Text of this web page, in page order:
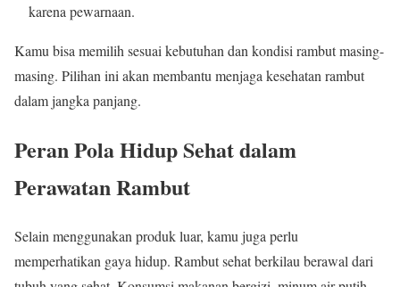
karena pewarnaan.
Kamu bisa memilih sesuai kebutuhan dan kondisi rambut masing-
masing. Pilihan ini akan membantu menjaga kesehatan rambut
dalam jangka panjang.
Peran Pola Hidup Sehat dalam
Perawatan Rambut
Selain menggunakan produk luar, kamu juga perlu
memperhatikan gaya hidup. Rambut sehat berkilau berawal dari